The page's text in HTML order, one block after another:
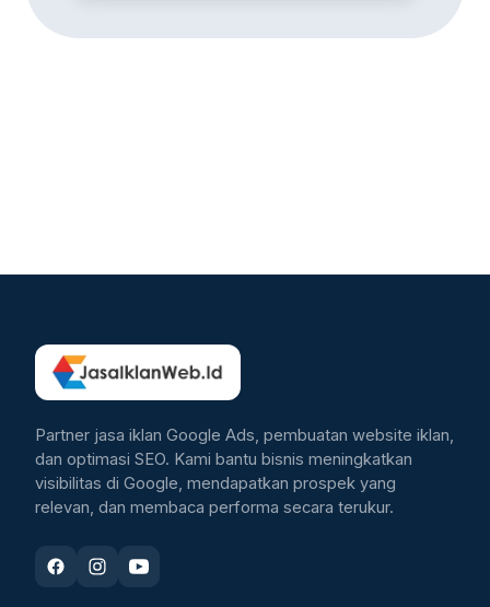
Partner jasa iklan Google Ads, pembuatan website iklan,
dan optimasi SEO. Kami bantu bisnis meningkatkan
visibilitas di Google, mendapatkan prospek yang
relevan, dan membaca performa secara terukur.